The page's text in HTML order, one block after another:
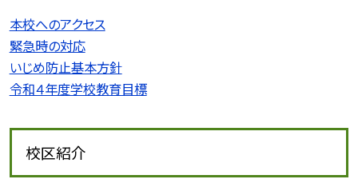
本校へのアクセス
緊急時の対応
いじめ防止基本方針
令和４年度学校教育目標
校区紹介